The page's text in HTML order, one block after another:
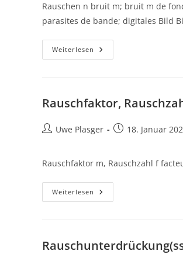
Rauschen n bruit m; bruit m de
parasites de bande; digitales Bild
Weiterlesen Rauschen
Rauschfaktor,
Beitrags-
Uwe Plasger
Beitrag18. Januar
Rauschfaktor m, Rauschzahl f
Weiterlesen Rauschfaktor,
Rauschzahl